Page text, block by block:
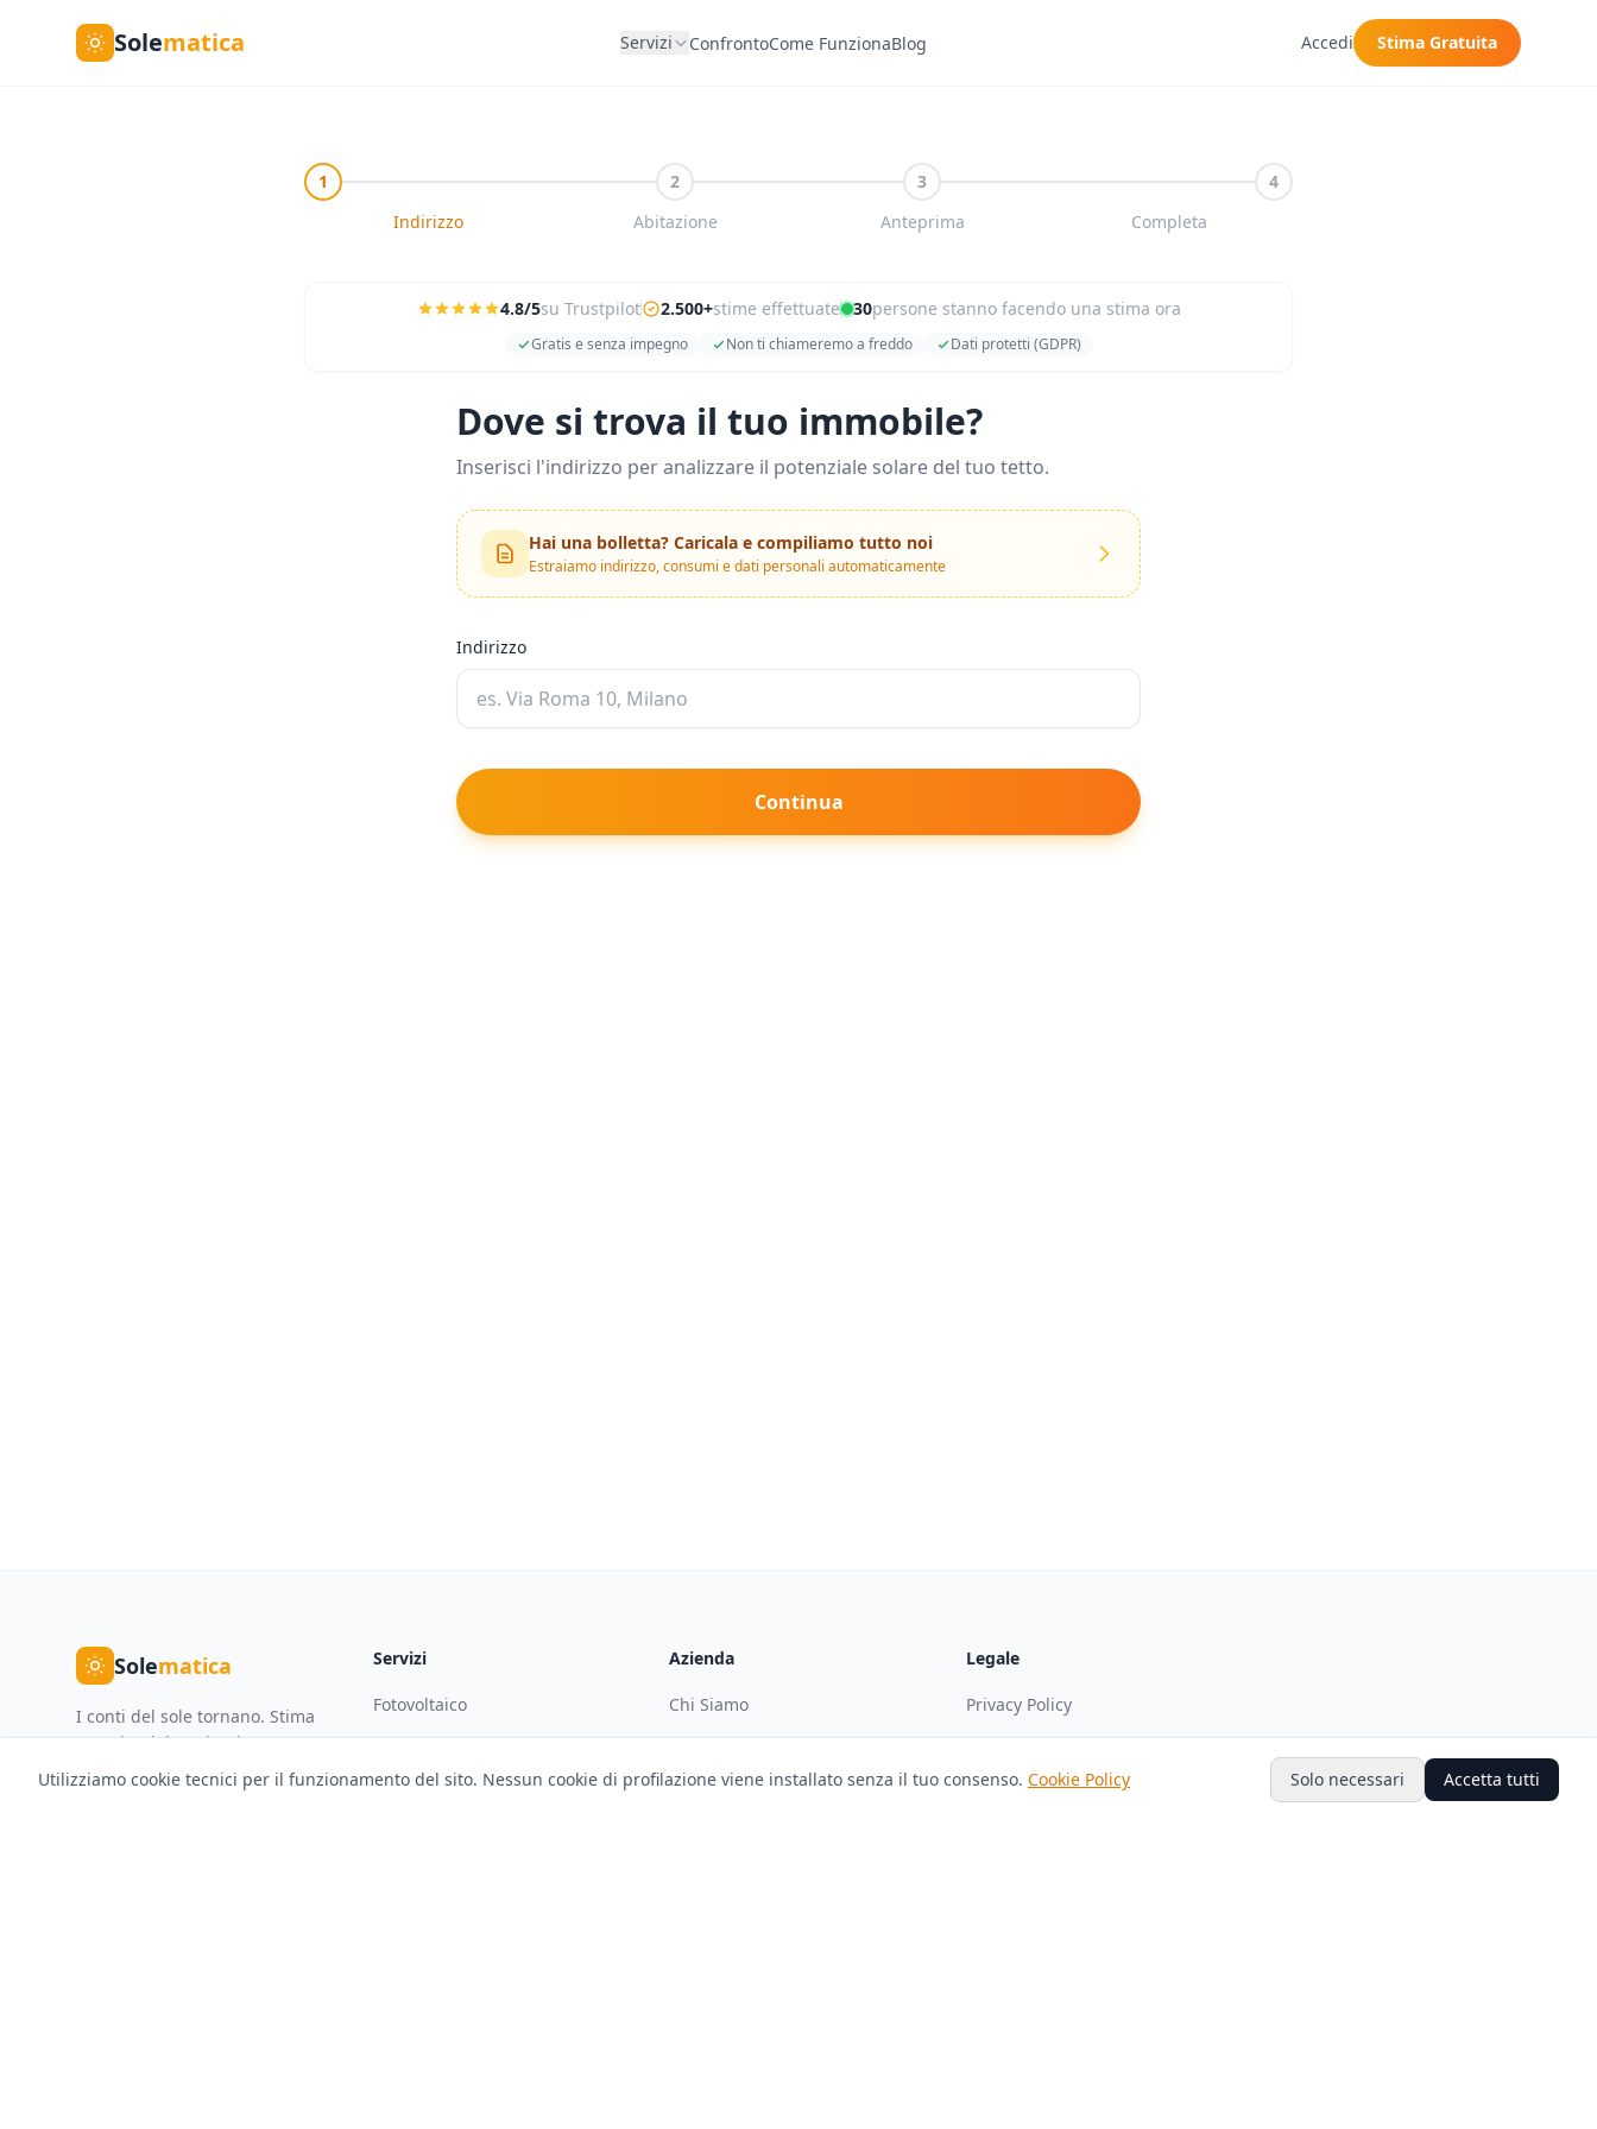
Solematica Servizi ConfrontoCome FunzionaBlog Accedi Stima Gratuita
1
Indirizzo
2
Abitazione
3
Anteprima
4
Completa
4.8/5su Trustpilot 2.500+stime effettuate 30persone stanno facendo una stima ora
Gratis e senza impegno Non ti chiameremo a freddo Dati protetti (GDPR)
Dove si trova il tuo immobile?
Inserisci l'indirizzo per analizzare il potenziale solare del tuo tetto.
Hai una bolletta? Caricala e compiliamo tutto noi
Estraiamo indirizzo, consumi e dati personali automaticamente
Indirizzo
Continua
Solematica
I conti del sole tornano. Stima
gratuita del tuo impianto
fotovoltaico e confronto
preventivi da installatori
Servizi
Fotovoltaico
Caldaie
Azienda
Chi Siamo
Guida Completa
Legale
Privacy Policy
Termini e Condizioni
Utilizziamo cookie tecnici per il funzionamento del sito. Nessun cookie di profilazione viene installato senza il tuo consenso. Cookie Policy Solo necessari Accetta tutti